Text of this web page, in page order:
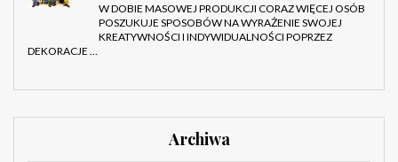
W DOBIE MASOWEJ PRODUKCJI CORAZ WIĘCEJ OSÓB
POSZUKUJE SPOSOBÓW NA WYRAŻENIE SWOJEJ
KREATYWNOŚCI I INDYWIDUALNOŚCI POPRZEZ
DEKORACJE …
Archiwa